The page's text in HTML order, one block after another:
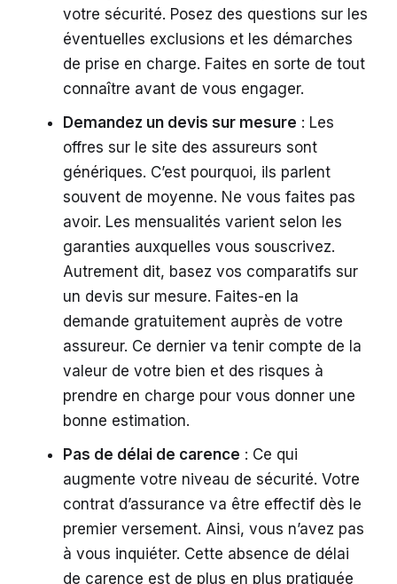
votre sécurité. Posez des questions sur les
éventuelles exclusions et les démarches
de prise en charge. Faites en sorte de tout
connaître avant de vous engager.
Demandez un devis sur mesure : Les
offres sur le site des assureurs sont
génériques. C’est pourquoi, ils parlent
souvent de moyenne. Ne vous faites pas
avoir. Les mensualités varient selon les
garanties auxquelles vous souscrivez.
Autrement dit, basez vos comparatifs sur
un devis sur mesure. Faites-en la
demande gratuitement auprès de votre
assureur. Ce dernier va tenir compte de la
valeur de votre bien et des risques à
prendre en charge pour vous donner une
bonne estimation.
Pas de délai de carence : Ce qui
augmente votre niveau de sécurité. Votre
contrat d’assurance va être effectif dès le
premier versement. Ainsi, vous n’avez pas
à vous inquiéter. Cette absence de délai
de carence est de plus en plus pratiquée